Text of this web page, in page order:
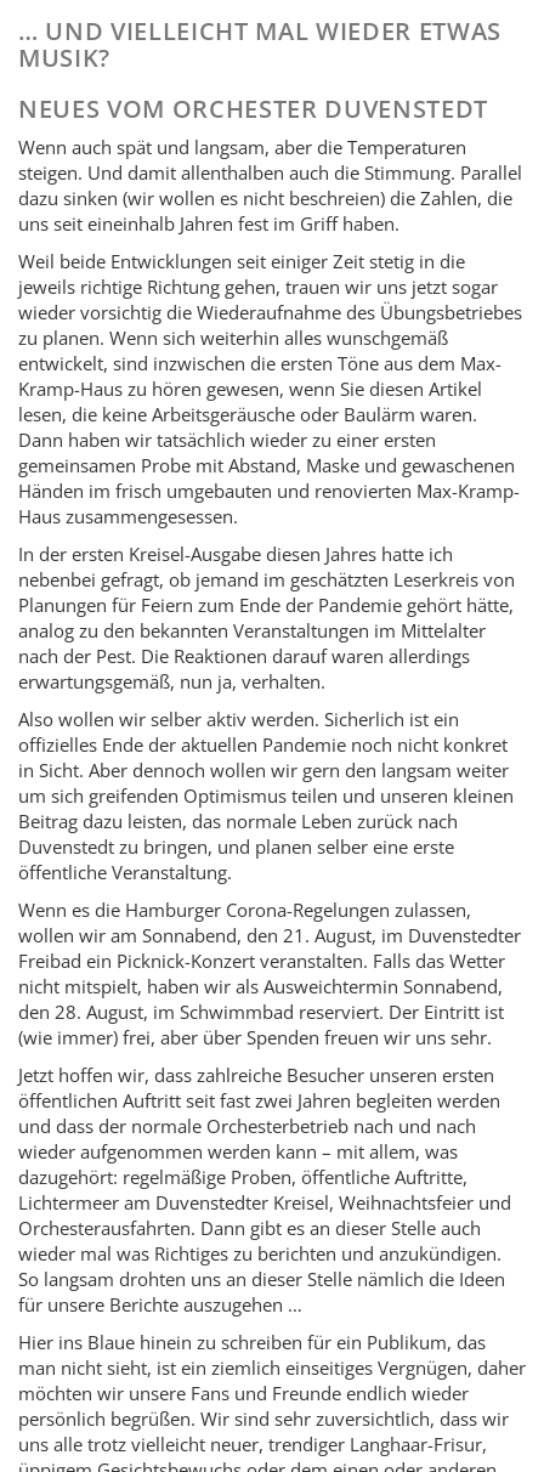
… UND VIELLEICHT MAL WIEDER ETWAS
MUSIK?
NEUES VOM ORCHESTER DUVENSTEDT
Wenn auch spät und langsam, aber die Temperaturen
steigen. Und damit allenthalben auch die Stimmung. Parallel
dazu sinken (wir wollen es nicht beschreien) die Zahlen, die
uns seit eineinhalb Jahren fest im Griff haben.
Weil beide Entwicklungen seit einiger Zeit stetig in die
jeweils richtige Richtung gehen, trauen wir uns jetzt sogar
wieder vorsichtig die Wiederaufnahme des Übungsbetriebes
zu planen. Wenn sich weiterhin alles wunschgemäß
entwickelt, sind inzwischen die ersten Töne aus dem Max-
Kramp-Haus zu hören gewesen, wenn Sie diesen Artikel
lesen, die keine Arbeitsgeräusche oder Baulärm waren.
Dann haben wir tatsächlich wieder zu einer ersten
gemeinsamen Probe mit Abstand, Maske und gewaschenen
Händen im frisch umgebauten und renovierten Max-Kramp-
Haus zusammengesessen.
In der ersten Kreisel-Ausgabe diesen Jahres hatte ich
nebenbei gefragt, ob jemand im geschätzten Leserkreis von
Planungen für Feiern zum Ende der Pandemie gehört hätte,
analog zu den bekannten Veranstaltungen im Mittelalter
nach der Pest. Die Reaktionen darauf waren allerdings
erwartungsgemäß, nun ja, verhalten.
Also wollen wir selber aktiv werden. Sicherlich ist ein
offizielles Ende der aktuellen Pandemie noch nicht konkret
in Sicht. Aber dennoch wollen wir gern den langsam weiter
um sich greifenden Optimismus teilen und unseren kleinen
Beitrag dazu leisten, das normale Leben zurück nach
Duvenstedt zu bringen, und planen selber eine erste
öffentliche Veranstaltung.
Wenn es die Hamburger Corona-Regelungen zulassen,
wollen wir am Sonnabend, den 21. August, im Duven­stedter
Freibad ein Picknick-Konzert veranstalten. Falls das Wetter
nicht mitspielt, haben wir als Ausweichtermin Sonnabend,
den 28. August, im Schwimmbad reserviert. Der Eintritt ist
(wie immer) frei, aber über Spenden freuen wir uns sehr.
Jetzt hoffen wir, dass zahlreiche Besucher unseren ersten
öffentlichen Auftritt seit fast zwei Jahren begleiten werden
und dass der normale Orchesterbetrieb nach und nach
wieder aufgenommen werden kann – mit allem, was
dazugehört: regelmäßige Proben, öffentliche Auftritte,
Lichtermeer am Duvenstedter Kreisel, Weihnachtsfeier und
Orchesterausfahrten. Dann gibt es an dieser Stelle auch
wieder mal was Richtiges zu berichten und anzukündigen.
So langsam drohten uns an dieser Stelle nämlich die Ideen
für unsere Berichte auszugehen …
Hier ins Blaue hinein zu schreiben für ein Publikum, das
man nicht sieht, ist ein ziemlich einseitiges Vergnügen, daher
möchten wir unsere Fans und Freunde endlich wieder
persönlich begrüßen. Wir sind sehr zuversichtlich, dass wir
uns alle trotz vielleicht neuer, trendiger Langhaar-Frisur,